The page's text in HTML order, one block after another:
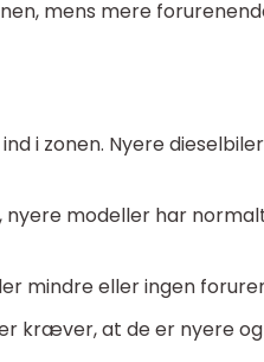
mens mere
i zonen. Nyere dieselbiler
modeller har
mindre eller ingen
kræver, at de er nyere